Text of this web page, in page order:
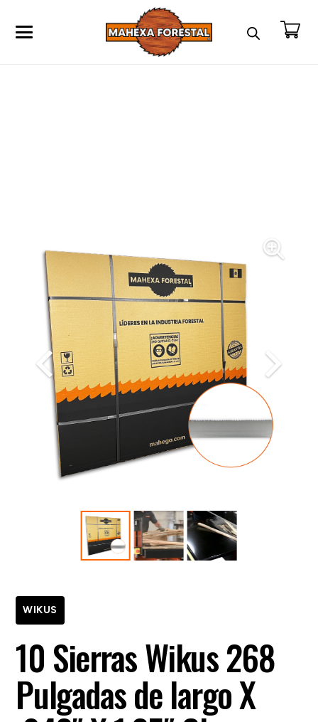
WIKUS
10 Sierras Wikus 268
Pulgadas de largo X